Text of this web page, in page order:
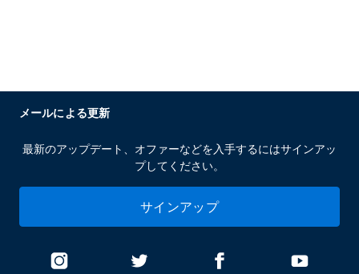
メールによる更新
最新のアップデート、オファーなどを入手するにはサインアッ
プしてください。
サインアップ